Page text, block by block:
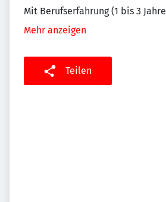
Mit Berufserfahrung (1 bis 3
Mehr anzeigen
Teilen